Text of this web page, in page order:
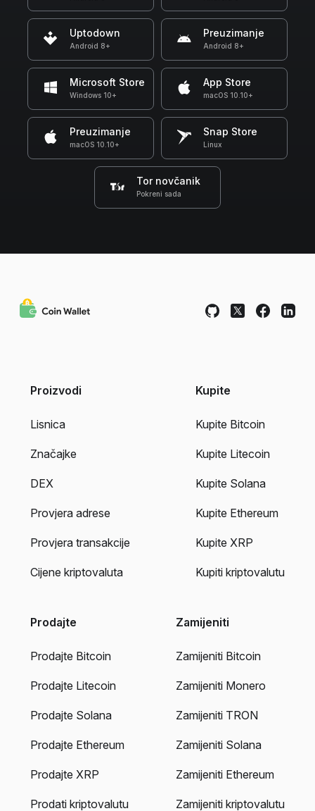
Uptodown
Android 8+
Preuzimanje
Android 8+
Microsoft Store
Windows 10+
App Store
macOS 10.10+
Preuzimanje
macOS 10.10+
Snap Store
Linux
Tor novčanik
Pokreni sada
Proizvodi
Lisnica
Značajke
DEX
Provjera adrese
Provjera transakcije
Cijene kriptovaluta
Kupite
Kupite Bitcoin
Kupite Litecoin
Kupite Solana
Kupite Ethereum
Kupite XRP
Kupiti kriptovalutu
Prodajte
Prodajte Bitcoin
Prodajte Litecoin
Prodajte Solana
Prodajte Ethereum
Prodajte XRP
Prodati kriptovalutu
Zamijeniti
Zamijeniti Bitcoin
Zamijeniti Monero
Zamijeniti TRON
Zamijeniti Solana
Zamijeniti Ethereum
Zamijeniti kriptovalutu